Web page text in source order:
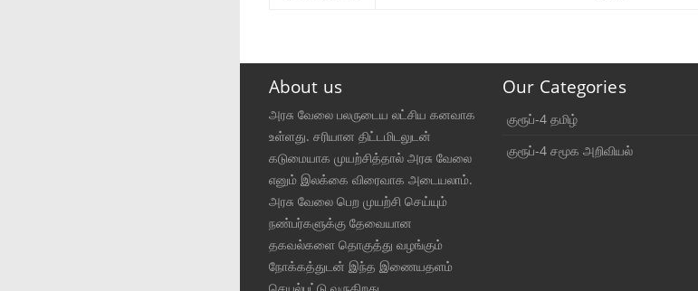
About us
அரசு வேலை பலருடைய லட்சிய கனவாக
உள்ளது. சரியான திட்டமிடலுடன்
கடுமையாக முயற்சித்தால் அரசு வேலை
எனும் இலக்கை விரைவாக அடையலாம்.
அரசு வேலை பெற முயற்சி செய்யும்
நண்பர்களுக்கு தேவையான
தகவல்களை தொகுத்து வழங்கும்
நோக்கத்துடன் இந்த இணையதளம்
Our Categories
குரூப்-4 தமிழ்
குரூப்-4 சமூக அறிவியல்